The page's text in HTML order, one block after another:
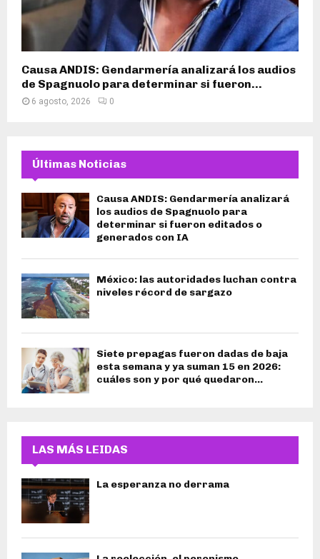
Causa ANDIS: Gendarmería analizará los audios
de Spagnuolo para determinar si fueron...
6 agosto, 2026 0
Últimas Noticias
Causa ANDIS: Gendarmería analizará
los audios de Spagnuolo para
determinar si fueron editados o
generados con IA
México: las autoridades luchan contra
niveles récord de sargazo
Siete prepagas fueron dadas de baja
esta semana y ya suman 15 en 2026:
cuáles son y por qué quedaron...
LAS MÁS LEIDAS
La esperanza no derrama